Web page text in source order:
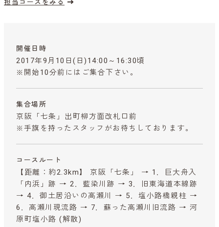
担当コースをみる
開催日時
2017年9月10日(日)14:00～16:30頃
※開始10分前にはご集合下さい。
集合場所
京阪「七条」出町柳方面改札口前
※手旗を持ったスタッフがお待ちしております。
コースルート
【距離：約2.3km】 京阪「七条」 → 1．巨大舟入
「内浜」跡 → 2．藍染川跡 → 3．旧東海道本線跡
→ 4．御土居沿いの高瀬川 → 5．塩小路橋親柱 →
6．高瀬川現流路 → 7．蘇った高瀬川旧流路 → 河
原町塩小路 (解散)